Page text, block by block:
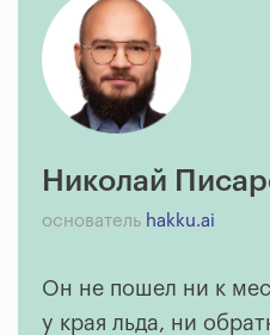
Николай
основатель hakku.ai
Он не пошел ни к
у края льда, ни